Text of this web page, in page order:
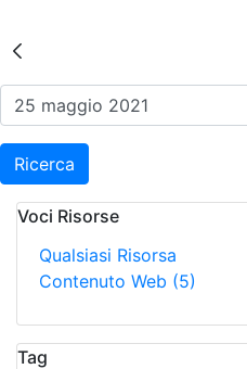
Risultati
Ricerca
Voci Risorse
Qualsiasi Risorsa
Contenuto Web (5)
Tag